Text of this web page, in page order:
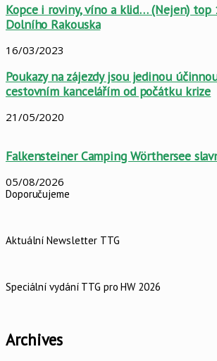
Kopce i roviny, víno a klid… (Nejen) top
Dolního Rakouska
16/03/2023
Poukazy na zájezdy jsou jedinou
cestovním kancelářím od počátku krize
21/05/2020
Falkensteiner Camping Wörthersee
05/08/2026
Doporučujeme
Aktuální Newsletter TTG
Speciální vydání TTG pro HW 2026
Archives